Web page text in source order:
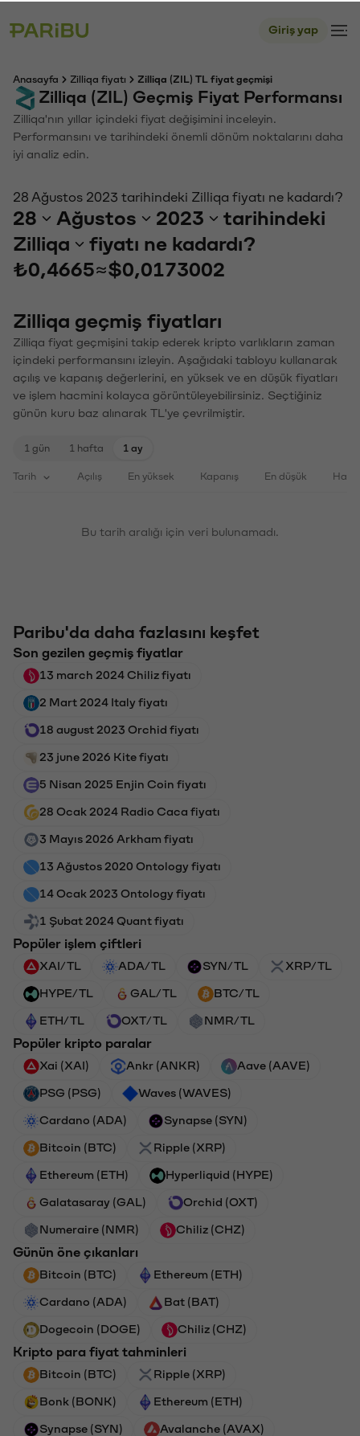
Giriş yap
Anasayfa Zilliqa fiyatı Zilliqa (ZIL) TL fiyat geçmişi
Zilliqa (ZIL) Geçmiş Fiyat Performansı
Zilliqa'nın yıllar içindeki fiyat değişimini inceleyin.
Performansını ve tarihindeki önemli dönüm noktalarını daha
iyi analiz edin.
28 Ağustos 2023 tarihindeki Zilliqa fiyatı ne kadardı?
28 Ağustos 2023
tarihindeki
Zilliqa
fiyatı ne kadardı?
₺0,4665≈$0,0173002
Zilliqa geçmiş fiyatları
Zilliqa fiyat geçmişini takip ederek kripto varlıkların zaman
içindeki performansını izleyin. Aşağıdaki tabloyu kullanarak
açılış ve kapanış değerlerini, en yüksek ve en düşük fiyatları
ve işlem hacmini kolayca görüntüleyebilirsiniz. Seçtiğiniz
günün kuru baz alınarak TL'ye çevrilmiştir.
1 gün 1 hafta 1 ay
Tarih Açılış En yüksek Kapanış En düşük
Bu tarih aralığı için veri bulunamadı.
Paribu'da daha fazlasını keşfet
Son gezilen geçmiş fiyatlar
13 march 2024 Chiliz fiyatı
2 Mart 2024 Italy fiyatı
18 august 2023 Orchid fiyatı
23 june 2026 Kite fiyatı
5 Nisan 2025 Enjin Coin fiyatı
28 Ocak 2024 Radio Caca fiyatı
3 Mayıs 2026 Arkham fiyatı
13 Ağustos 2020 Ontology fiyatı
14 Ocak 2023 Ontology fiyatı
1 Şubat 2024 Quant fiyatı
Popüler işlem çiftleri
XAI/TL ADA/TL SYN/TL XRP/TL
HYPE/TL GAL/TL BTC/TL
ETH/TL OXT/TL NMR/TL
Popüler kripto paralar
Xai (XAI) Ankr (ANKR) Aave (AAVE)
PSG (PSG) Waves (WAVES)
Cardano (ADA) Synapse (SYN)
Bitcoin (BTC) Ripple (XRP)
Ethereum (ETH) Hyperliquid (HYPE)
Galatasaray (GAL) Orchid (OXT)
Numeraire (NMR) Chiliz (CHZ)
Günün öne çıkanları
Bitcoin (BTC) Ethereum (ETH)
Cardano (ADA) Bat (BAT)
Dogecoin (DOGE) Chiliz (CHZ)
Kripto para fiyat tahminleri
Bitcoin (BTC) Ripple (XRP)
Bonk (BONK) Ethereum (ETH)
Synapse (SYN) Avalanche (AVAX)